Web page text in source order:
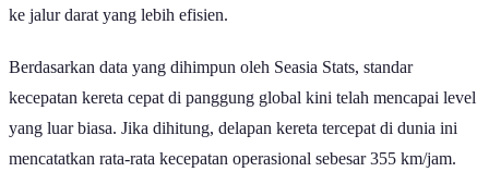
ke jalur darat yang lebih efisien.
Berdasarkan data yang dihimpun oleh Seasia Stats, standar
kecepatan kereta cepat di panggung global kini telah mencapai level
yang luar biasa. Jika dihitung, delapan kereta tercepat di dunia ini
mencatatkan rata-rata kecepatan operasional sebesar 355 km/jam.